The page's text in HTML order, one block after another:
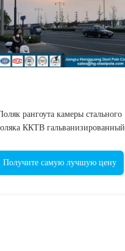
рангоута камеры стального
ККТВ гальванизированный
Получите самую лучшую цену